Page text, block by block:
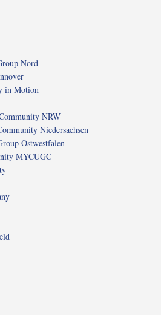
Nord
in Motion
NRW
Niedersachsen
Ostwestfalen
MYCUGC